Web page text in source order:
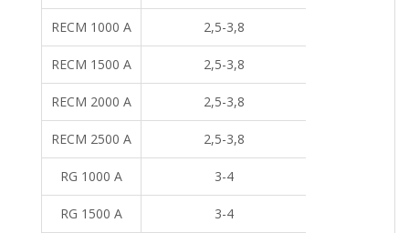
RECM 1000 A 2,5-3,8
RECM 1500 A 2,5-3,8
RECM 2000 A 2,5-3,8
RECM 2500 A 2,5-3,8
RG 1000 A 3-4
RG 1500 A 3-4